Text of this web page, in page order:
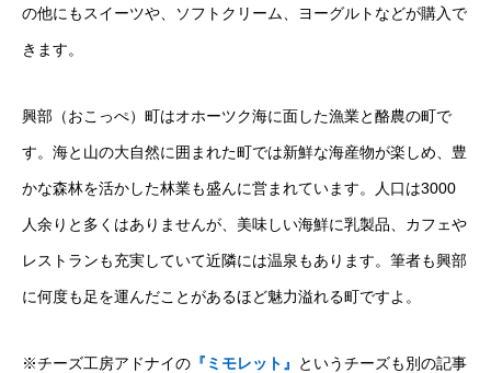
の他にもスイーツや、ソフトクリーム、ヨーグルトなどが購入で
きます。
興部（おこっぺ）町はオホーツク海に面した漁業と酪農の町で
す。海と山の大自然に囲まれた町では新鮮な海産物が楽しめ、豊
かな森林を活かした林業も盛んに営まれています。人口は3000
人余りと多くはありませんが、美味しい海鮮に乳製品、カフェや
レストランも充実していて近隣には温泉もあります。筆者も興部
に何度も足を運んだことがあるほど魅力溢れる町ですよ。
※チーズ工房アドナイの 『ミモレット』 というチーズも別の記事